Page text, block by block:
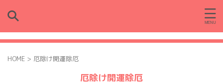
HOME > 厄除け開運除厄
厄除け開運除厄